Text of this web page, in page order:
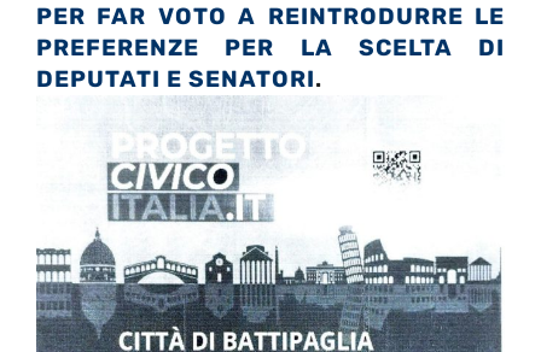
PER FAR VOTO A REINTRODURRE LE
PREFERENZE PER LA SCELTA DI
DEPUTATI E SENATORI.